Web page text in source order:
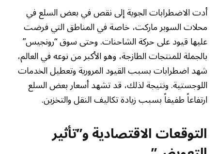
أدت الاضطرابات الجوية إلى نقص في بعض السلع في
محلات السوبر ماركت، خاصة في المناطق التي فرضت
عليها قيود على حركة الشاحنات. وحتى سوق “رونجيس”
بالجملة للمنتجات الطازجة، وهو الأكبر من نوعه في العالم،
شهد اضطرابات بسبب القيود المرورية وتعطيل الخدمات
اللوجستية. ونتيجة لذلك، قد تشهد أسعار بعض السلع
ارتفاعاً طفيفاً بسبب زيادة تكاليف النقل والتخزين.
التوقعات الاقتصادية و”تأثير